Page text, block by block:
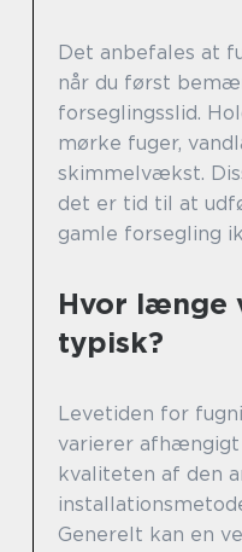
Det anbefales at
når du først
forseglingsslid.
mørke fuger,
skimmelvækst.
det er tid til at
gamle forsegling
Hvor længe
typisk?
Levetiden for
varierer
kvaliteten af den
Generelt kan en